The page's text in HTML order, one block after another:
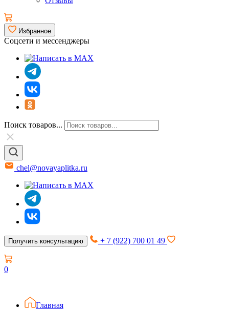
Избранное
Соцсети и мессенджеры
Поиск товаров...
chel@novayaplitka.ru
Получить консультацию + 7 (922) 700 01 49
0
Главная